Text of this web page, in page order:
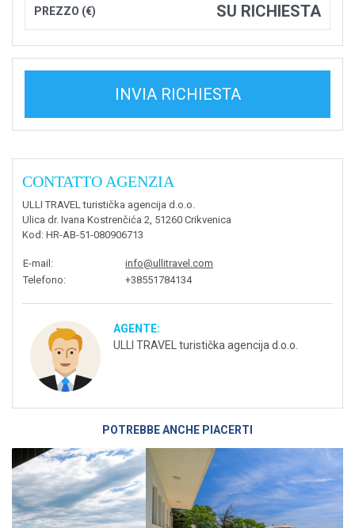
PREZZO (€) SU RICHIESTA
INVIA RICHIESTA
CONTATTO AGENZIA
ULLI TRAVEL turistička agencija d.o.o.
Ulica dr. Ivana Kostrenčića 2, 51260 Crikvenica
Kod : HR-AB-51-080906713
E-mail :
info@ullitravel.com
Telefono: +38551784134
AGENTE:
ULLI TRAVEL turistička agencija d.o.o.
POTREBBE ANCHE PIACERTI